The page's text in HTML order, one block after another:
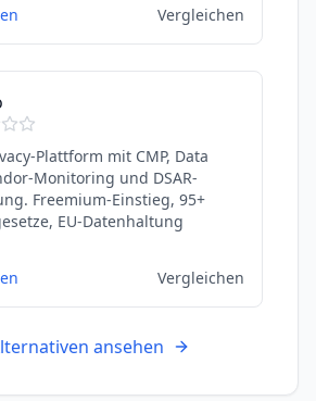
Vergleichen
Plattform mit CMP, Data
Monitoring und DSAR-
Freemium-Einstieg, 95+
EU-Datenhaltung
Vergleichen
ansehen